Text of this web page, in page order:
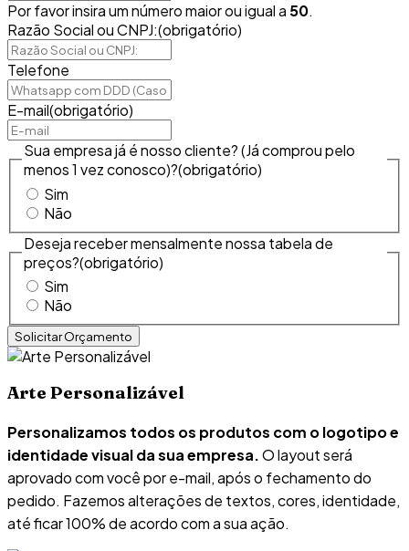
Por favor insira um número maior ou igual a 50.
Razão Social ou CNPJ:(obrigatório)
Telefone
E-mail(obrigatório)
Sua empresa já é nosso cliente? (Já comprou pelo
menos 1 vez conosco)?(obrigatório)
Sim
Não
Deseja receber mensalmente nossa tabela de
preços?(obrigatório)
Sim
Não
Arte Personalizável
Personalizamos todos os produtos com o logotipo e
identidade visual da sua empresa.O layout será
aprovado com você por e-mail, após o fechamento do
pedido. Fazemos alterações de textos, cores, identidade,
até ficar 100% de acordo com a sua ação.